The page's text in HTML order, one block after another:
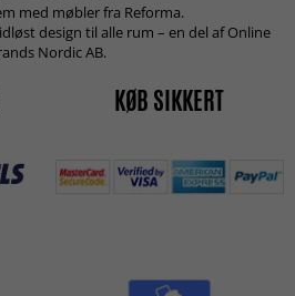
med møbler fra Reforma.
design til alle rum – en del af Online
Nordic AB.
KØB SIKKERT